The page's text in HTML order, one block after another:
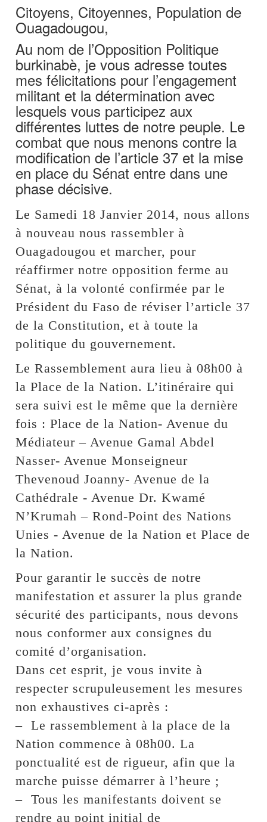
Citoyens, Citoyennes, Population de
Ouagadougou,
Au nom de l’Opposition Politique
burkinabè, je vous adresse toutes
mes félicitations pour l’engagement
militant et la détermination avec
lesquels vous participez aux
différentes luttes de notre peuple. Le
combat que nous menons contre la
modification de l’article 37 et la mise
en place du Sénat entre dans une
phase décisive.
Le Samedi 18 Janvier 2014, nous allons
à nouveau nous rassembler à
Ouagadougou et marcher, pour
réaffirmer notre opposition ferme au
Sénat, à la volonté confirmée par le
Président du Faso de réviser l’article 37
de la Constitution, et à toute la
politique du gouvernement.
Le Rassemblement aura lieu à 08h00 à
la Place de la Nation. L’itinéraire qui
sera suivi est le même que la dernière
fois : Place de la Nation- Avenue du
Médiateur – Avenue Gamal Abdel
Nasser- Avenue Monseigneur
Thevenoud Joanny- Avenue de la
Cathédrale - Avenue Dr. Kwamé
N’Krumah – Rond-Point des Nations
Unies - Avenue de la Nation et Place de
la Nation.
Pour garantir le succès de notre
manifestation et assurer la plus grande
sécurité des participants, nous devons
nous conformer aux consignes du
comité d’organisation.
Dans cet esprit, je vous invite à
respecter scrupuleusement les mesures
non exhaustives ci-après :
– Le rassemblement à la place de la
Nation commence à 08h00. La
ponctualité est de rigueur, afin que la
marche puisse démarrer à l’heure ;
– Tous les manifestants doivent se
rendre au point initial de